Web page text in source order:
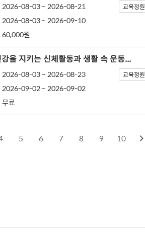
2026-08-03 ~ 2026-08-21
2026-08-03 ~ 2026-09-10
60,000원
교육정원
을 지키는 신체활동과 생활 속 운동...
2026-08-03 ~ 2026-08-23
2026-09-02 ~ 2026-09-02
무료
교육정원
5 6 7 8 9 10